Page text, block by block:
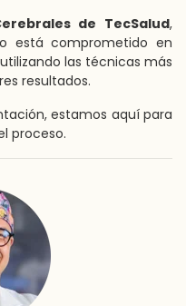
de TecSalud,
está comprometido en
las técnicas más
resultados.
estamos aquí para
proceso.